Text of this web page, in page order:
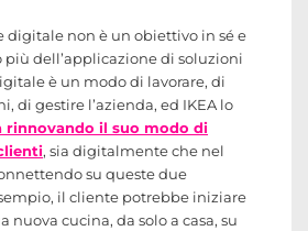
digitale non è un obiettivo in sé e
più dell’applicazione di soluzioni
è un modo di lavorare, di
di gestire l’azienda, ed IKEA lo
rinnovando il suo modo di
, sia digitalmente che nel
su queste due
il cliente potrebbe iniziare
nuova cucina, da solo a casa, su